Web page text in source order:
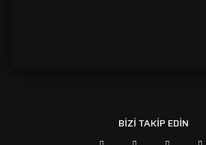
BİZİ TAKİP EDİN